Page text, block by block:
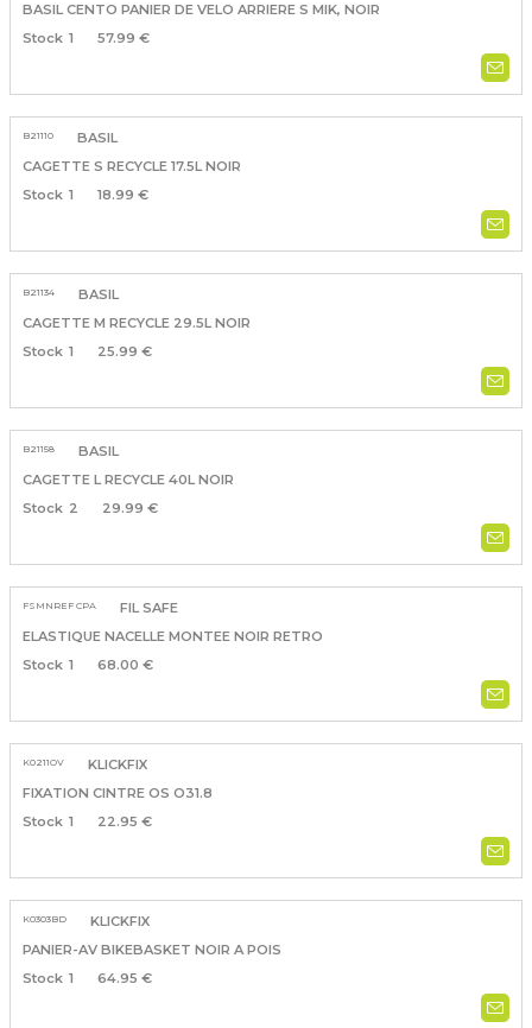
BASIL CENTO PANIER DE VELO ARRIERE S MIK, NOIR
1
57.99 €
B21110
BASIL
CAGETTE S RECYCLE 17.5L NOIR
1
18.99 €
B21134
BASIL
CAGETTE M RECYCLE 29.5L NOIR
1
25.99 €
B21158
BASIL
CAGETTE L RECYCLE 40L NOIR
2
29.99 €
FSMNREF CPA
FIL SAFE
ELASTIQUE NACELLE MONTEE NOIR RETRO
1
68.00 €
K0211OV
KLICKFIX
FIXATION CINTRE OS O31.8
1
22.95 €
K0303BD
KLICKFIX
PANIER-AV BIKEBASKET NOIR A POIS
1
64.95 €